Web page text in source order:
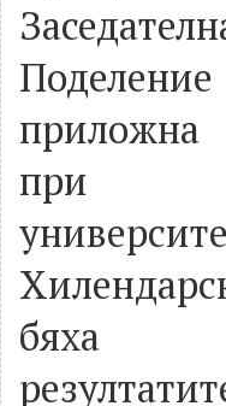
при
бяха